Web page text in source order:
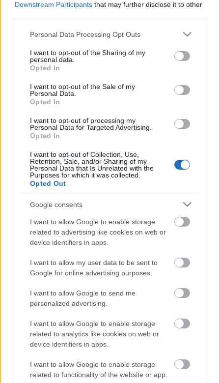
Downstream Participants that may further disclose it to other
Please note that this website/app uses one or more Google
not limited to your visit or usage behaviour. You may click to
grant or deny consent to Google and its third-party tags to
use your data for below specified purposes in below Google
consent section.
Personal Data Processing Opt Outs
I want to opt-out of the Sharing of my
personal data.
Opted In
I want to opt-out of the Sale of my
Personal Data.
Opted In
I want to opt-out of processing my
Personal Data for Targeted Advertising.
Opted In
I want to opt-out of Collection, Use,
Retention, Sale, and/or Sharing of my
Personal Data that Is Unrelated with the
Purposes for which it was collected.
Opted Out
Google consents
I want to allow Google to enable storage
related to advertising like cookies on web or
device identifiers in apps.
I want to allow my user data to be sent to
Google for online advertising purposes.
I want to allow Google to send me
personalized advertising.
I want to allow Google to enable storage
related to analytics like cookies on web or
device identifiers in apps.
I want to allow Google to enable storage
related to functionality of the website or app.
Inma (angol nyelvű) blogját egyébként itt lehet
megtalálni,érdemes! Azén korábbi portugál
kajaposztjaimat pedig itt, közte a világ egyik
legfinomabb édessége, egy tengeri halászat,
karobsüti recepttel és persze rengeteg fotó .
Az indiai túráról is jönnek persze a posztok majd, de
a leggyorsabbanezúttal is az instagramra fogom
pakolni a kontentot, érdemes csatlakozni
, elég
komoly dolgok várhatók a vadon élő elefántoktól
teaültetvényeken át a fantasztikus dél-indiai konyha
minden finomságáig.
Címkék:portugál portugália 2015 portugalfoodstories
Ajánlott bejegyzések:
A világ talán legjobb kínai étterme...
Michelin-csillagok! [Folyamatosan frissül]
Három három Michelin-csillagos videóval!